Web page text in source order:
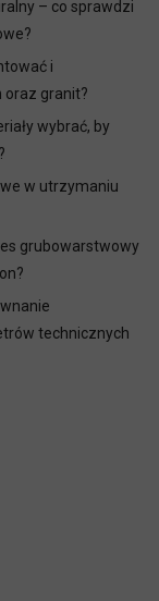
– co sprawdzi
i
oraz granit?
wybrać, by
w utrzymaniu
grubowarstwowy
technicznych